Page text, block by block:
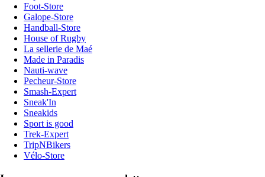
Foot-Store
Galope-Store
Handball-Store
House of Rugby
La sellerie de Maé
Made in Paradis
Nauti-wave
Pecheur-Store
Smash-Expert
Sneak'In
Sneakids
Sport is good
Trek-Expert
TripNBikers
Vélo-Store